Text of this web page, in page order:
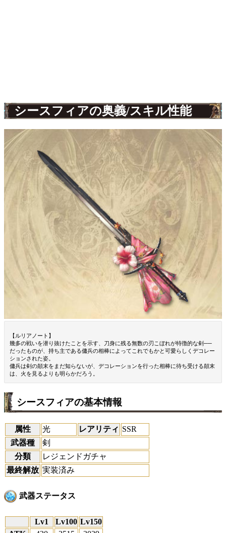
シースフィアの奥義/スキル性能
【ルリアノート】
幾多の戦いを潜り抜けたことを示す、刀身に残る無数の刃こぼれが特徴的な剣──
だったものが、持ち主である傭兵の相棒によってこれでもかと可愛らしくデコレー
ションされた姿。
傭兵は剣の顛末をまだ知らないが、デコレーションを行った相棒に待ち受ける顛末
は、火を見るよりも明らかだろう。
シースフィアの基本情報
属性 光 レアリティ SSR
武器種
剣
分類
レジェンドガチャ
最終解放 実装済み
武器ステータス
Lv1 Lv100 Lv150